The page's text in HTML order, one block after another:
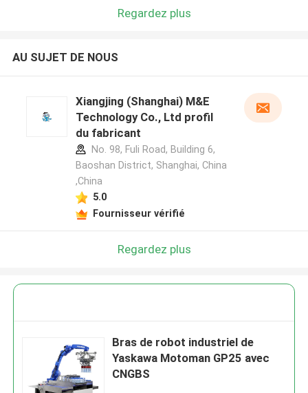
Regardez plus
AU SUJET DE NOUS
Xiangjing (Shanghai) M&E
Technology Co., Ltd profil
du fabricant
No. 98, Fuli Road, Building 6,
Baoshan District, Shanghai, China
,China
5.0
Fournisseur vérifié
Regardez plus
Bras de robot industriel de
Yaskawa Motoman GP25 avec
CNGBS